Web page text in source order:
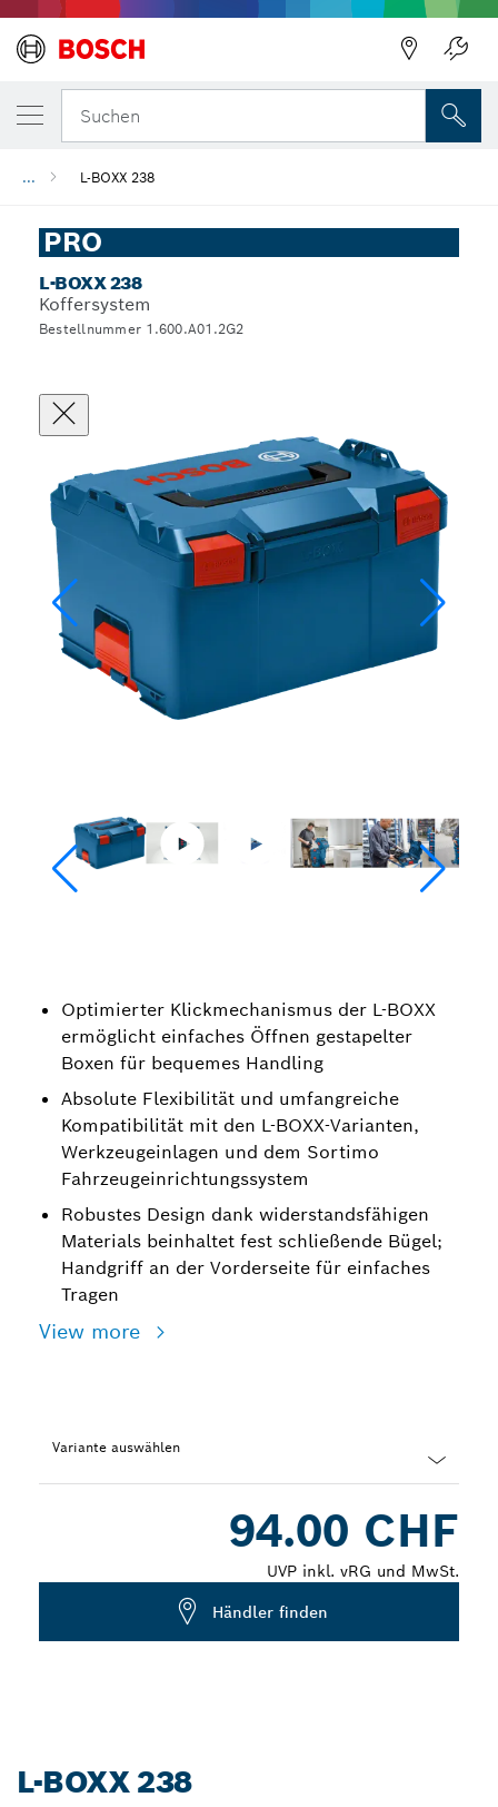
Suchen
... L-BOXX 238
PRO
L-BOXX 238
Koffersystem
Bestellnummer 1.600.A01.2G2
Optimierter Klickmechanismus der L-BOXX
ermöglicht einfaches Öffnen gestapelter
Boxen für bequemes Handling
Absolute Flexibilität und umfangreiche
Kompatibilität mit den L-BOXX-Varianten,
Werkzeugeinlagen und dem Sortimo
Fahrzeugeinrichtungssystem
Robustes Design dank widerstandsfähigen
Materials beinhaltet fest schließende Bügel;
Handgriff an der Vorderseite für einfaches
Tragen
View more
Variante auswählen
94.00 CHF
UVP inkl. vRG und MwSt.
Händler finden
L-BOXX 238